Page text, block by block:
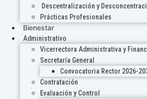
Descentralización y
Prácticas Profesionales
Bienestar
Administrativo
Vicerrectora Administrativa y
Secretaría General
Convocatoria Rector 2026-
Contratación
Evaluación y Control